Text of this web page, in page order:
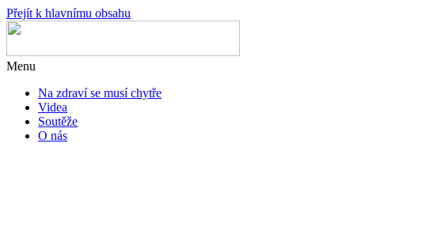
Přejít k hlavnímu obsahu
Menu
Na zdraví se musí chytře
Videa
Soutěže
O nás